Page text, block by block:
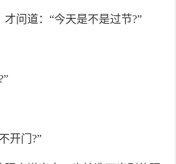
问道：“今天是不是过节?”
开门?”